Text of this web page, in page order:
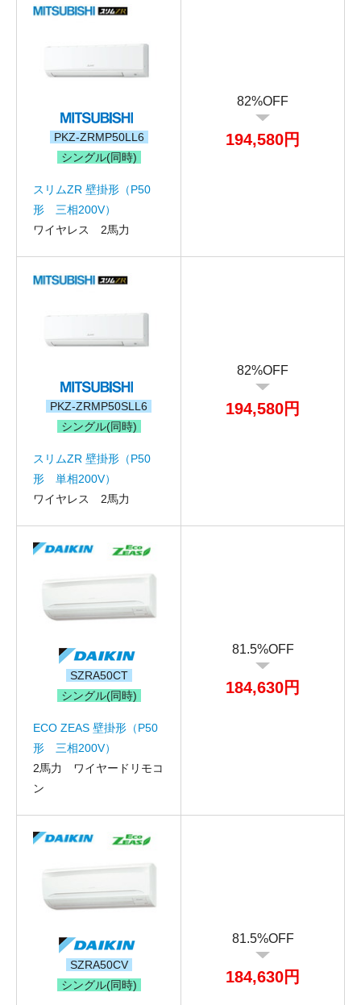
PKZ-ZRMP50LL6
シングル(同時)
スリムZR 壁掛形（P50
形 三相200V）
ワイヤレス 2馬力
82%OFF
194,580円
PKZ-ZRMP50SLL6
シングル(同時)
スリムZR 壁掛形（P50
形 単相200V）
ワイヤレス 2馬力
82%OFF
194,580円
SZRA50CT
シングル(同時)
ECO ZEAS 壁掛形（P50
形 三相200V）
2馬力 ワイヤードリモコ
ン
81.5%OFF
184,630円
SZRA50CV
シングル(同時)
81.5%OFF
184,630円
お名前
メールアドレス
お問合せ内容
メッセージ